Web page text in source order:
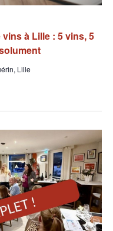
à Lille : 5 vins, 5
Lille